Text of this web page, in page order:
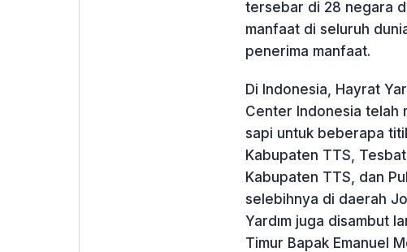
tersebar di 28 negara
manfaat di seluruh
penerima manfaat.
Di Indonesia, Hayrat
Center Indonesia telah
sapi untuk beberapa
Kabupaten TTS,
Kabupaten TTS, dan
selebihnya di daerah
Yardım juga disambut
Timur Bapak Emanuel